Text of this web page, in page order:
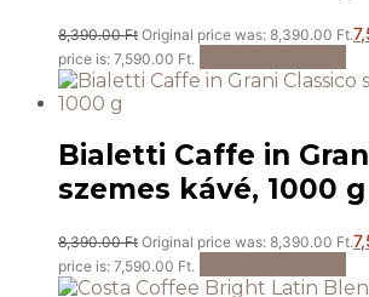
8,390.00Ft Original price was: 8,390.00 Ft.
price is: 7,590.00 Ft.
Bialetti Caffe in
szemes kávé, 1000 g
8,390.00Ft Original price was: 8,390.00 Ft.
price is: 7,590.00 Ft.